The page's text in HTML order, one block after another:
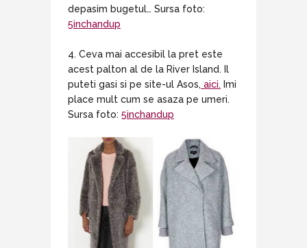
depasim bugetul… Sursa foto:
5inchandup
4. Ceva mai accesibil la pret este
acest palton al de la River Island. Il
puteti gasi si pe site-ul Asos, aici. Imi
place mult cum se asaza pe umeri.
Sursa foto: 5inchandup